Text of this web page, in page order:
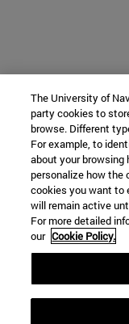
The University of
party cookies to
browse. Different
For example, to
about your browsing
personalize how the
cookies you want to
will remain active
For more detailed
our Cookie Policy.